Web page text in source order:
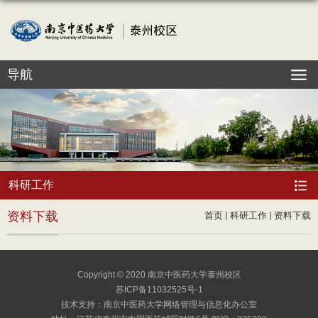
导航
科研工作
首页 科研工作 资料下载
资料下载
Copyright © 2020 南京中医药大学泰州校区
苏ICP备11032525号-1
技术支持：南京中医药大学网络管理与信息化办公室